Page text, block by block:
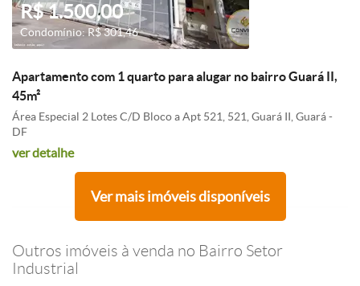
R$ 1.500,00
Condomínio: R$ 301,46
Apartamento com 1 quarto para alugar no bairro Guará II,
45m²
Área Especial 2 Lotes C/D Bloco a Apt 521, 521, Guará II, Guará -
DF
ver detalhe
Ver mais imóveis disponíveis
Outros imóveis à venda no Bairro Setor
Industrial